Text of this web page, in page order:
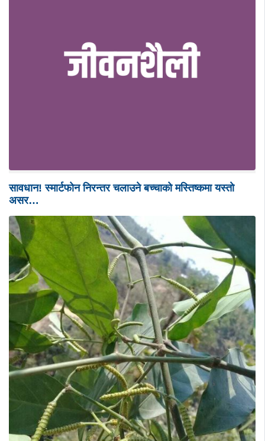
सावधान! स्मार्टफोन निरन्तर चलाउने बच्चाको मस्तिष्कमा यस्ताे
असर…